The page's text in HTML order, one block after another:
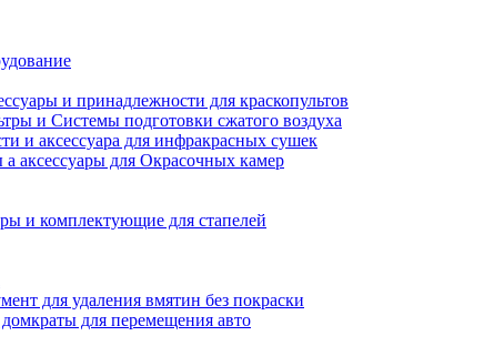
и принадлежности для краскопультов
и Системы подготовки сжатого воздуха
и аксессуара для инфракрасных сушек
аксессуары для Окрасочных камер
и комплектующие для стапелей
для удаления вмятин без покраски
для перемещения авто